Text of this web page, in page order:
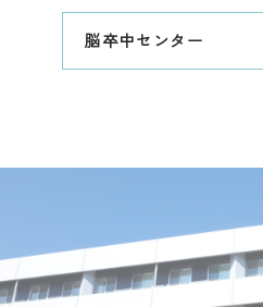
脳卒中センター